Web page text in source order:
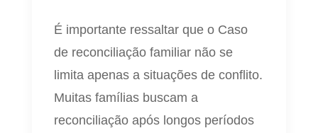
É importante ressaltar que o Caso
de reconciliação familiar não se
limita apenas a situações de conflito.
Muitas famílias buscam a
reconciliação após longos períodos